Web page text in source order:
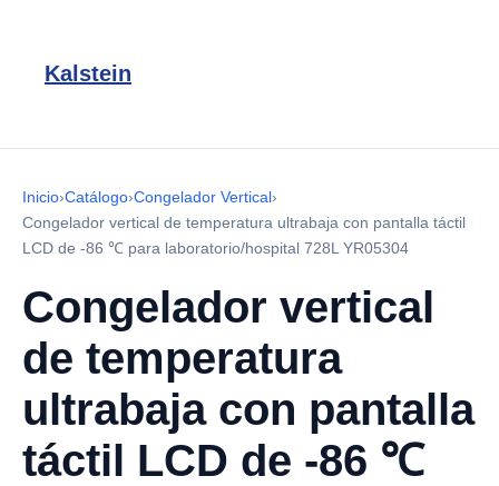
Kalstein
Inicio›Catálogo›Congelador Vertical›
Congelador vertical de temperatura ultrabaja con pantalla táctil
LCD de -86 ℃ para laboratorio/hospital 728L YR05304
Congelador vertical
de temperatura
ultrabaja con pantalla
táctil LCD de -86 ℃